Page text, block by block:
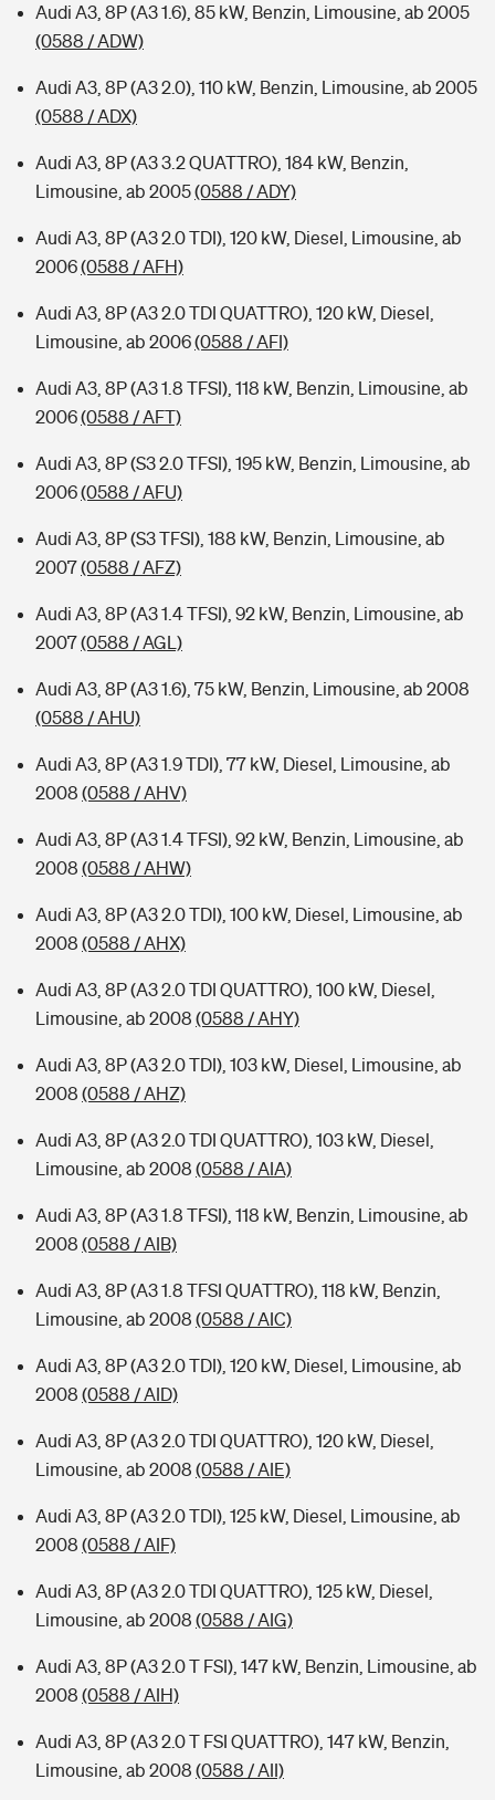
Audi A3, 8P (A3 1.6), 85 kW, Benzin, Limousine, ab 2005
(0588 / ADW)
Audi A3, 8P (A3 2.0), 110 kW, Benzin, Limousine, ab 2005
(0588 / ADX)
Audi A3, 8P (A3 3.2 QUATTRO), 184 kW, Benzin,
Limousine, ab 2005(0588 / ADY)
Audi A3, 8P (A3 2.0 TDI), 120 kW, Diesel, Limousine, ab
2006(0588 / AFH)
Audi A3, 8P (A3 2.0 TDI QUATTRO), 120 kW, Diesel,
Limousine, ab 2006(0588 / AFI)
Audi A3, 8P (A3 1.8 TFSI), 118 kW, Benzin, Limousine, ab
2006(0588 / AFT)
Audi A3, 8P (S3 2.0 TFSI), 195 kW, Benzin, Limousine, ab
2006(0588 / AFU)
Audi A3, 8P (S3 TFSI), 188 kW, Benzin, Limousine, ab
2007(0588 / AFZ)
Audi A3, 8P (A3 1.4 TFSI), 92 kW, Benzin, Limousine, ab
2007(0588 / AGL)
Audi A3, 8P (A3 1.6), 75 kW, Benzin, Limousine, ab 2008
(0588 / AHU)
Audi A3, 8P (A3 1.9 TDI), 77 kW, Diesel, Limousine, ab
2008 (0588 / AHV)
Audi A3, 8P (A3 1.4 TFSI), 92 kW, Benzin, Limousine, ab
2008 (0588 / AHW)
Audi A3, 8P (A3 2.0 TDI), 100 kW, Diesel, Limousine, ab
2008 (0588 / AHX)
Audi A3, 8P (A3 2.0 TDI QUATTRO), 100 kW, Diesel,
Limousine, ab 2008 (0588 / AHY)
Audi A3, 8P (A3 2.0 TDI), 103 kW, Diesel, Limousine, ab
2008 (0588 / AHZ)
Audi A3, 8P (A3 2.0 TDI QUATTRO), 103 kW, Diesel,
Limousine, ab 2008 (0588 / AIA)
Audi A3, 8P (A3 1.8 TFSI), 118 kW, Benzin, Limousine, ab
2008 (0588 / AIB)
Audi A3, 8P (A3 1.8 TFSI QUATTRO), 118 kW, Benzin,
Limousine, ab 2008 (0588 / AIC)
Audi A3, 8P (A3 2.0 TDI), 120 kW, Diesel, Limousine, ab
2008 (0588 / AID)
Audi A3, 8P (A3 2.0 TDI QUATTRO), 120 kW, Diesel,
Limousine, ab 2008 (0588 / AIE)
Audi A3, 8P (A3 2.0 TDI), 125 kW, Diesel, Limousine, ab
2008 (0588 / AIF)
Audi A3, 8P (A3 2.0 TDI QUATTRO), 125 kW, Diesel,
Limousine, ab 2008 (0588 / AIG)
Audi A3, 8P (A3 2.0 T FSI), 147 kW, Benzin, Limousine, ab
2008 (0588 / AIH)
Audi A3, 8P (A3 2.0 T FSI QUATTRO), 147 kW, Benzin,
Limousine, ab 2008 (0588 / AII)